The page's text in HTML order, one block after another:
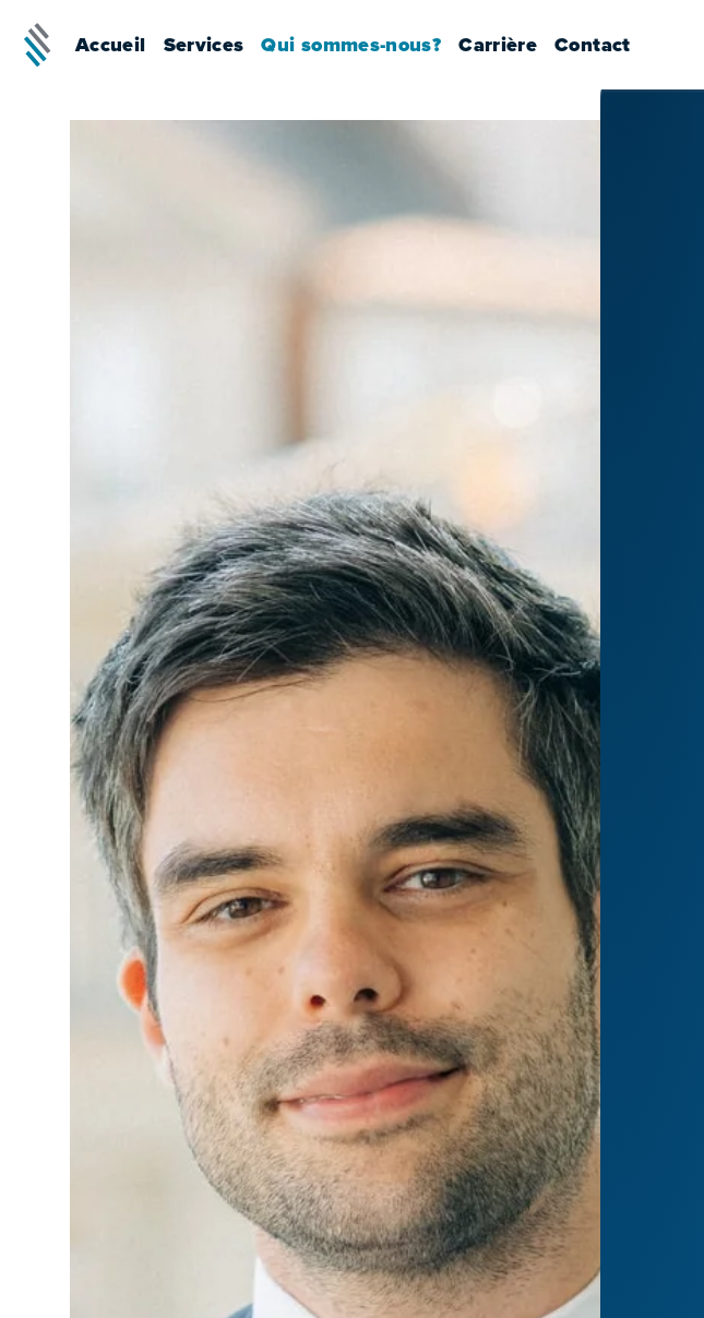
Accueil Services Qui sommes-nous? Carrière Contact